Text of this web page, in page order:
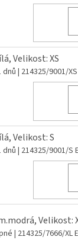
Velikost: XS
dnů| 214325/9001/XS
Velikost: S
dnů| 214325/9001/S
Velikost:
| 214325/7666/XL